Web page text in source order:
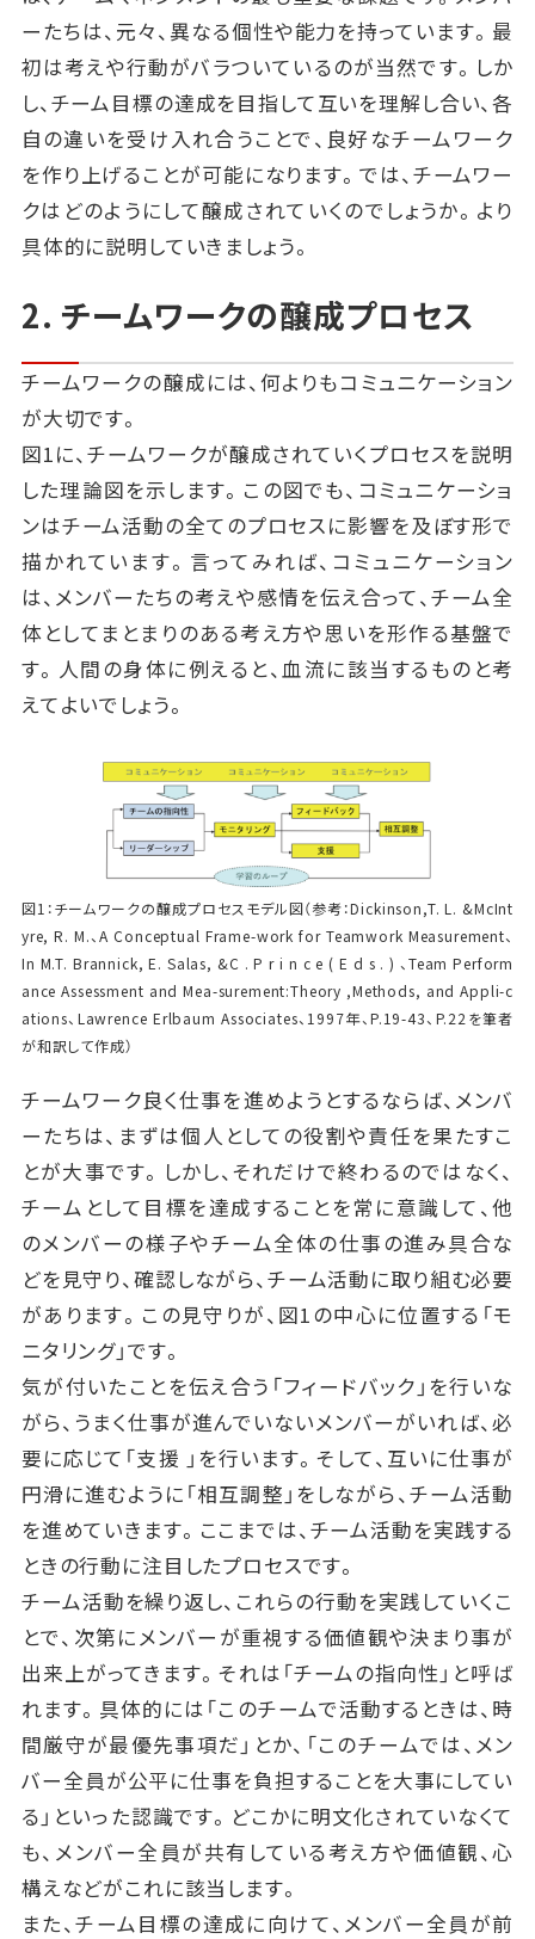
ーたちは、元々、異なる個性や能力を持っています。最
初は考えや行動がバラついているのが当然です。しか
し、チーム目標の達成を目指して互いを理解し合い、各
自の違いを受け入れ合うことで、良好なチームワーク
を作り上げることが可能になります。では、チームワー
クはどのようにして醸成されていくのでしょうか。より
具体的に説明していきましょう。
2. チームワークの醸成プロセス
チームワークの醸成には、何よりもコミュニケーション
が大切です。
図1に、チームワークが醸成されていくプロセスを説明
した理論図を示します。この図でも、コミュニケーショ
ンはチーム活動の全てのプロセスに影響を及ぼす形で
描かれています。言ってみれば、コミュニケーション
は、メンバーたちの考えや感情を伝え合って、チーム全
体としてまとまりのある考え方や思いを形作る基盤で
す。人間の身体に例えると、血流に該当するものと考
えてよいでしょう。
図1：チームワークの醸成プロセスモデル図（参考：Dickinson,T. L. &McInt
yre, R. M.、A Conceptual Frame-work for Teamwork Measurement、
In M.T. Brannick, E. Salas, &C . P r i n c e ( E d s . ) 、Team Perform
ance Assessment and Mea-surement:Theory ,Methods, and Appli-c
ations、Lawrence Erlbaum Associates、1997年、P.19-43、P.22を筆者
が和訳して作成）
チームワーク良く仕事を進めようとするならば、メンバ
ーたちは、まずは個人としての役割や責任を果たすこ
とが大事です。しかし、それだけで終わるのではなく、
チームとして目標を達成することを常に意識して、他
のメンバーの様子やチーム全体の仕事の進み具合な
どを見守り、確認しながら、チーム活動に取り組む必要
があります。この見守りが、図1の中心に位置する「モ
ニタリング」です。
気が付いたことを伝え合う「フィードバック」を行いな
がら、うまく仕事が進んでいないメンバーがいれば、必
要に応じて「支援 」を行います。そして、互いに仕事が
円滑に進むように「相互調整」をしながら、チーム活動
を進めていきます。ここまでは、チーム活動を実践する
ときの行動に注目したプロセスです。
チーム活動を繰り返し、これらの行動を実践していくこ
とで、次第にメンバーが重視する価値観や決まり事が
出来上がってきます。それは「チームの指向性」と呼ば
れます。具体的には「このチームで活動するときは、時
間厳守が最優先事項だ」とか、「このチームでは、メン
バー全員が公平に仕事を負担することを大事にしてい
る」といった認識です。どこかに明文化されていなくて
も、メンバー全員が共有している考え方や価値観、心
構えなどがこれに該当します。
また、チーム目標の達成に向けて、メンバー全員が前